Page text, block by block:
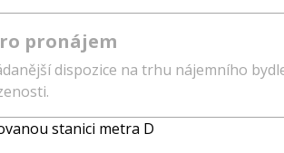
pronájem
dispozice na trhu nájemního